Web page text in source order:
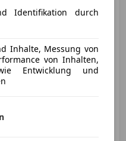
18 990
Identifikation durch
Inhalte, Messung von
von Inhalten,
Entwicklung und